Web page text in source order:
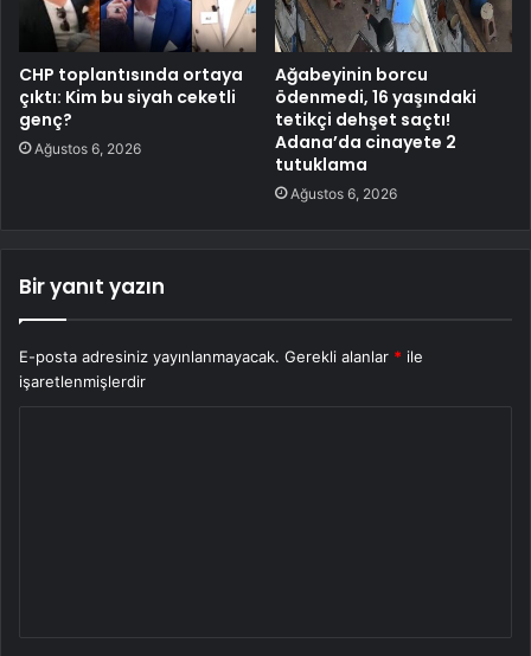
CHP toplantısında ortaya
çıktı: Kim bu siyah ceketli
genç?
Ağustos 6, 2026
Ağabeyinin borcu
ödenmedi, 16 yaşındaki
tetikçi dehşet saçtı!
Adana’da cinayete 2
tutuklama
Ağustos 6, 2026
Bir yanıt yazın
E-posta adresiniz yayınlanmayacak. Gerekli alanlar * ile
işaretlenmişlerdir